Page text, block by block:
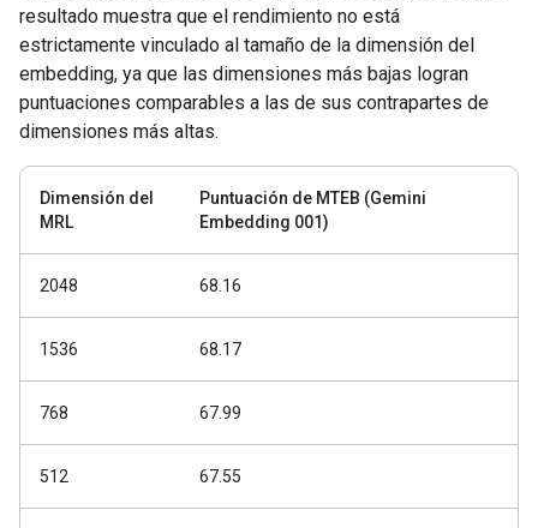
resultado muestra que el rendimiento no está
estrictamente vinculado al tamaño de la dimensión del
embedding, ya que las dimensiones más bajas logran
puntuaciones comparables a las de sus contrapartes de
dimensiones más altas.
Dimensión del
MRL
Puntuación de MTEB (Gemini
Embedding 001)
2048 68.16
1536 68.17
768 67.99
512 67.55